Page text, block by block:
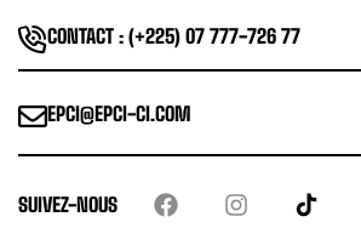
CONTACT : (+225) 07 777-726 77
EPCI@EPCI-CI.COM
SUIVEZ-NOUS